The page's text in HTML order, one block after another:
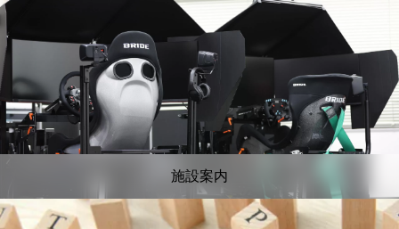
施設案内